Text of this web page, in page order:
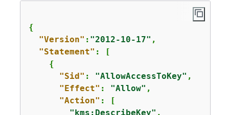
{
"Version" : "2012-10-17" ,
"Statement" : [
{
"Sid" : "AllowAccessToKey" ,
"Effect" : "Allow" ,
"Action" : [
"kms:DescribeKey" ,